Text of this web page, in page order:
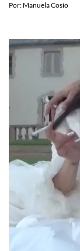
Por: Manuela Cosío